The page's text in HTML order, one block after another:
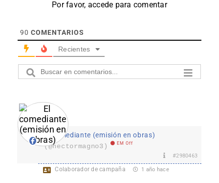
Por favor, accede para comentar
90 COMENTARIOS
Recientes
El comediante (emisión en obras)
(@hectormagno3)
EM Off
#2980463
Colaborador de campaña 1 año hace